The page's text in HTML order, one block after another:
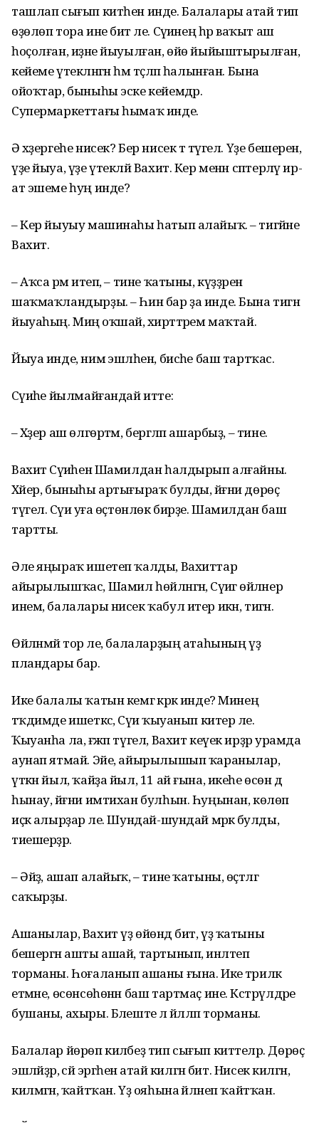
ташлап сығып китһен инде. Балалары атай тип
өҙөлөп тора ине бит әле. Сәүиәнең һәр ваҡыт аш
һоҫолған, иҙәне йыуылған, өйө йыйыштырылған,
кейеме үтекләнгән һәм тәҫләп һалынған. Бына
ойоҡтар, быныһы эске кейемдәр.
Супермаркеттағы һымаҡ инде.
Ә хәҙергеһе нисек? Бер нисек тә түгел. Үҙе бешеренә,
үҙе йыуа, үҙе үтекләй Вахит. Кер менән сәптерләү ир-
ат эшеме һуң инде?
– Кер йыуыу машинаһы һатып алайыҡ. – тигәйне
Вахит.
– Аҡса әрәм итеп, – тине ҡатыны, күҙҙәрен
шаҡмаҡландырҙы. – Һин бар ҙа инде. Бына тигән
йыуаһың. Миңә оҡшай, әхирәттәрем маҡтай.
Йыуа инде, нимә эшләһен, бисәһе баш тартҡас.
Сәүиәһе йылмайғандай итте:
– Хәҙер аш өлгөртәм, бергәләп ашарбыҙ, – тине.
Вахит Сәүиәһен Шамилдан һалдырып алғайны.
Хәйер, быныһы артығыраҡ булды, йәғни дөрөҫ
түгел. Сәүиә уға өҫтөнлөк бирҙе. Шамилдан баш
тартты.
Әле яңыраҡ ишетеп ҡалды, Вахиттар
айырылышҡас, Шамил һөйләнгән, Сәүиәгә өйләнер
инем, балалары нисек ҡабул итер икән, тигән.
Өйләнмәй тор әле, балаларҙың атаһының үҙ
пландары бар.
Ике балалы ҡатын кемгә кәрәк инде? Минең
тәҡдимде ишеткәс, Сәүиә ҡыуанып китер әле.
Ҡыуанһа ла, ғәжәп түгел, Вахит кеүек ирҙәр урамда
аунап ятмай. Эйе, айырылышып ҡаранылар, ә
үткән йыл, ҡайҙа йыл, 11 ай ғына, икеһе өсөн дә
һынау, йәғни имтихан булһын. Һуңынан, көлөп
иҫкә алырҙар әле. Шундай-шундай мәрәкә булды,
тиешерҙәр.
– Әйҙә, ашап алайыҡ, – тине ҡатыны, өҫтәлгә
саҡырҙы.
Ашанылар, Вахит үҙ өйөндә бит, үҙ ҡатыны
бешергән ашты ашай, тартынып, инәлтеп
торманы. Һоғаланып ашаны ғына. Ике тәрилкә
етмәне, өсөнсөһөнән баш тартмаҫ ине. Кәстрүлдәре
бушаны, ахыры. Бәлеште лә йәлләп торманы.
Балалар йөрөп киләбеҙ тип сығып киттеләр. Дөрөҫ
эшләйҙәр, әсәй эргәһенә атай килгән бит. Нисек килгән,
килмәгән, ҡайтҡан. Үҙ ояһына әйләнеп ҡайтҡан.